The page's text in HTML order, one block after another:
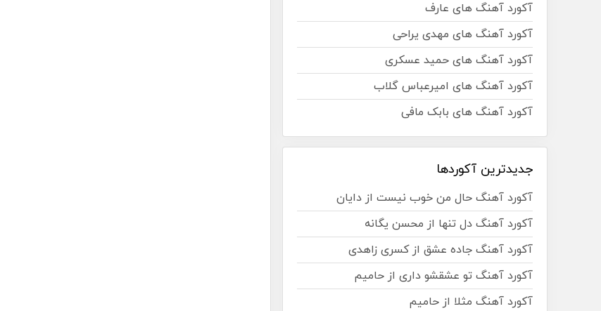
آکورد آهنگ های عارف
آکورد آهنگ های مهدی یراحی
آکورد آهنگ های حمید عسکری
آکورد آهنگ های امیرعباس گلاب
آکورد آهنگ های بابک مافی
جدیدترین آکوردها
آکورد آهنگ حال من خوب نیست از دایان
آکورد آهنگ دل تنها از محسن یگانه
آکورد آهنگ جاده عشق از کسری زاهدی
آکورد آهنگ تو عشقشو داری از حامیم
آکورد آهنگ مثلا از حامیم